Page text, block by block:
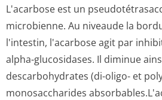
L'acarbose est un
microbienne. Au niveaude la
l'intestin, l'acarbose agit par
alpha-glucosidases. Il diminue
descarbohydrates (di-oligo- et
monosaccharides